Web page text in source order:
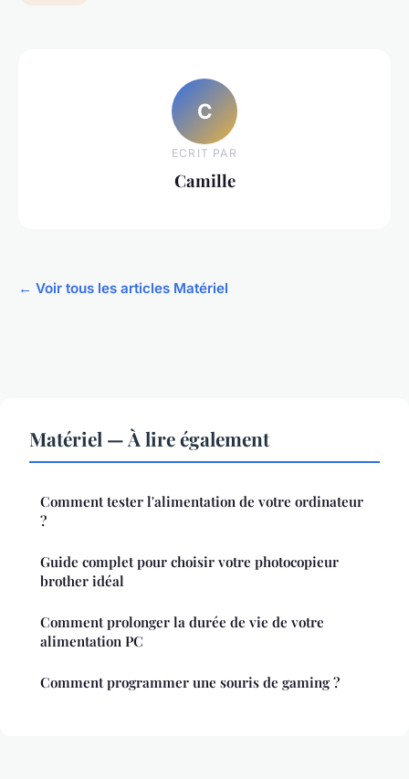
C
ECRIT PAR
Camille
← Voir tous les articles Matériel
Matériel — À lire également
Comment tester l'alimentation de votre ordinateur
?
Guide complet pour choisir votre photocopieur
brother idéal
Comment prolonger la durée de vie de votre
alimentation PC
Comment programmer une souris de gaming ?